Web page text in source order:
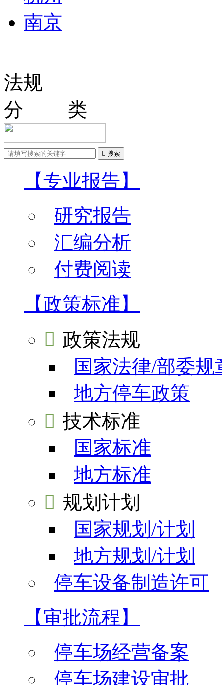
南京
法规
分 类
 搜索
【专业报告】
研究报告
汇编分析
付费阅读
【政策标准】
 政策法规
国家法律/部委规
地方停车政策
 技术标准
国家标准
地方标准
 规划计划
国家规划/计划
地方规划/计划
停车设备制造许可
【审批流程】
停车场经营备案
停车场建设审批